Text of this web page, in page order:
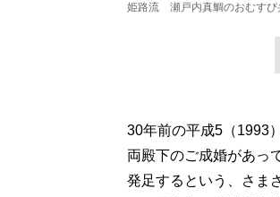
姫路流 瀬戸内真鯛のおむすび
30年前の平成5（1993
両殿下のご成婚があっ
発足するという、さま